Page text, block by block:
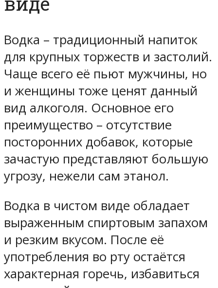
Водка – традиционный напиток
для крупных торжеств и застолий.
Чаще всего её пьют мужчины, но
и женщины тоже ценят данный
вид алкоголя. Основное его
преимущество – отсутствие
посторонних добавок, которые
зачастую представляют большую
угрозу, нежели сам этанол.
Водка в чистом виде обладает
выраженным спиртовым запахом
и резким вкусом. После её
употребления во рту остаётся
характерная горечь, избавиться